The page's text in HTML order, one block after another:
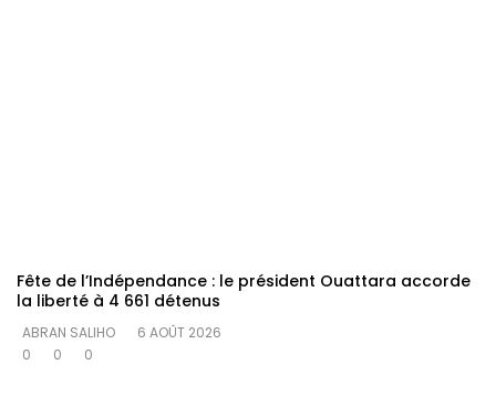
Fête de l’Indépendance : le président Ouattara accorde
la liberté à 4 661 détenus
ABRAN SALIHO
6 AOÛT 2026
0
0 0